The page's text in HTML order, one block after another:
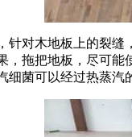
木地板上的裂缝
拖把地板，尽可
菌可以经过热蒸